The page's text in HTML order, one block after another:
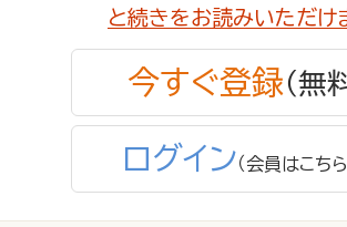
と続きをお読みいただけ
今すぐ登録（無
ログイン（会員はこちら